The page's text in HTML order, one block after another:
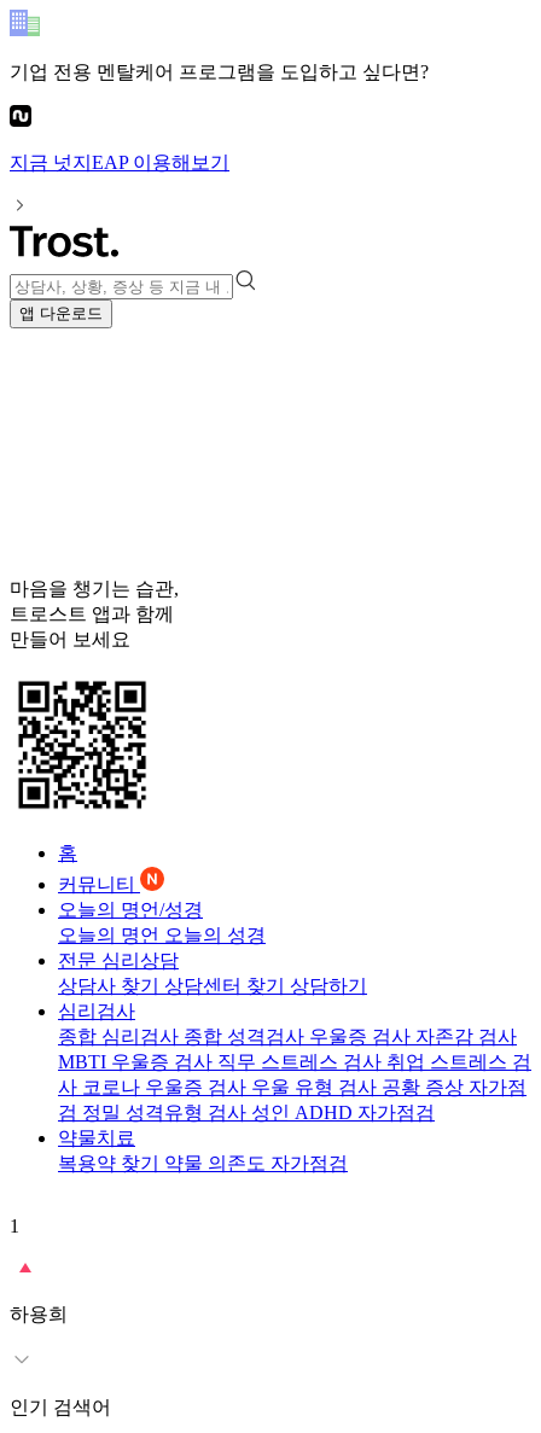
기업 전용 멘탈케어 프로그램을 도입하고 싶다면?
지금 넛지EAP이용해보기
앱 다운로드
마음을 챙기는 습관,
트로스트 앱과 함께
만들어 보세요
홈
커뮤니티
오늘의 명언/성경
오늘의 명언 오늘의 성경
전문 심리상담
상담사 찾기 상담센터 찾기 상담하기
심리검사
종합 심리검사 종합 성격검사 우울증 검사 자존감 검사
MBTI 우울증 검사 직무 스트레스 검사 취업 스트레스 검
사 코로나 우울증 검사 우울 유형 검사 공황 증상 자가점
검 정밀 성격유형 검사 성인 ADHD 자가점검
약물치료
복용약 찾기 약물 의존도 자가점검
1
하용희
인기 검색어